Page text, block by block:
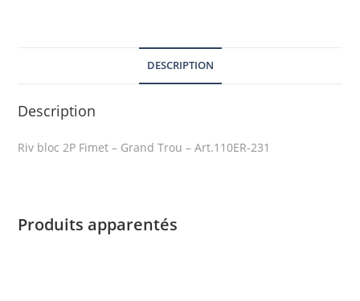
DESCRIPTION
Description
Riv bloc 2P Fimet – Grand Trou – Art.110ER-231
Produits apparentés